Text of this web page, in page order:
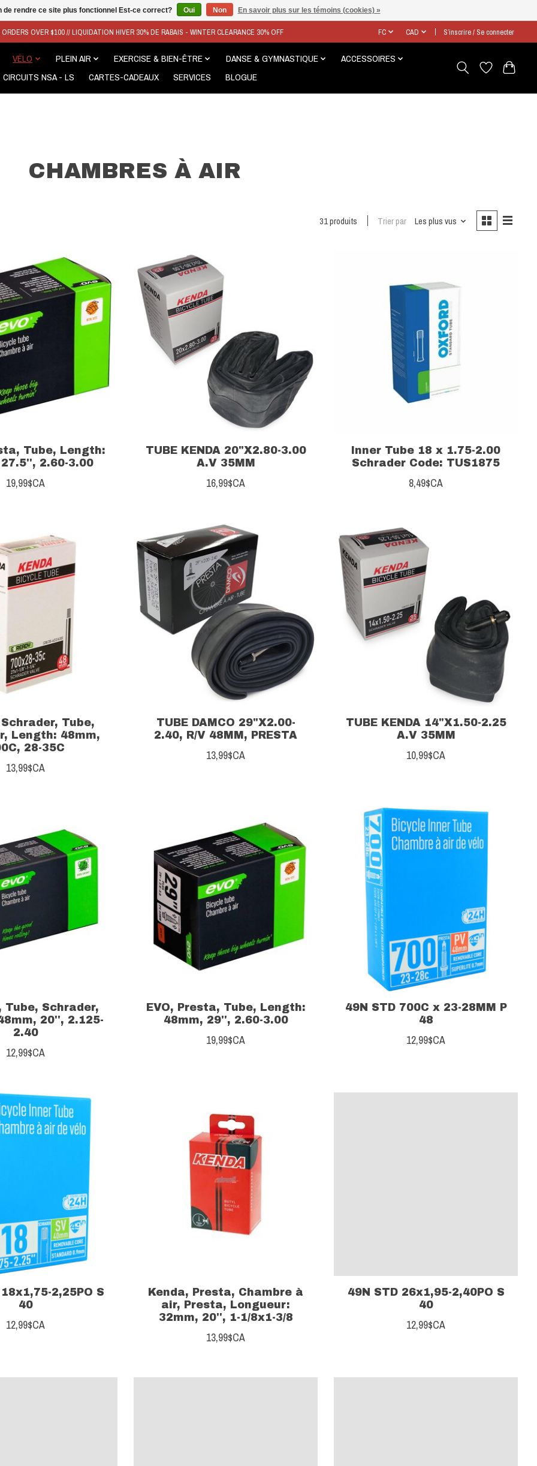
OVER $100 // LIQUIDATION HIVER 30% DE RABAIS - WINTER CLEARANCE 30% OFF FC CAD S’inscrire / Se connecter
VÉLO PLEIN AIR EXERCISE & BIEN-ÊTRE DANSE & GYMNASTIQUE
ACCESSOIRES
CIRCUITS NSA - LS
CARTES-CADEAUX SERVICES BLOGUE
CHAMBRES À AIR
31 produits Trier par Les plus vus
Tube, Length:
2.60-3.00
19,99$CA
TUBE KENDA 20"X2.80-3.00
A.V 35MM
16,99$CA
Inner Tube 18 x 1.75-2.00
Schrader Code: TUS1875
8,49$CA
Schrader, Tube,
Length: 48mm,
28-35C
13,99$CA
TUBE DAMCO 29"X2.00-
2.40, R/V 48MM, PRESTA
13,99$CA
TUBE KENDA 14"X1.50-2.25
A.V 35MM
10,99$CA
Tube, Schrader,
20'', 2.125-
2.40
12,99$CA
EVO, Presta, Tube, Length:
48mm, 29'', 2.60-3.00
19,99$CA
49N STD 700C x 23-28MM P
48
12,99$CA
2,25PO S
40
12,99$CA
Kenda, Presta, Chambre à
air, Presta, Longueur:
32mm, 20'', 1-1/8x1-3/8
13,99$CA
49N STD 26x1,95-2,40PO S
40
12,99$CA
de rendre ce site plus fonctionnel Est-ce correct? Oui Non En savoir plus sur les témoins (cookies) »